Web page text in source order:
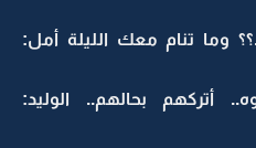
وما تنام معك الليلة أمل:
أتركهم بحالهم.. الوليد: